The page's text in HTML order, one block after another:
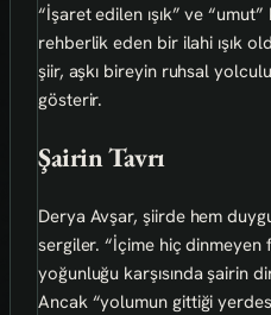
“İşaret edilen ışık” ve
rehberlik eden bir ilahi ışık
şiir, aşkı bireyin ruhsal
gösterir.
Şairin Tavrı
Derya Avşar, şiirde hem
sergiler. “İçime hiç dinmeyen
yoğunluğu karşısında şairin
Ancak “yolumun gittiği